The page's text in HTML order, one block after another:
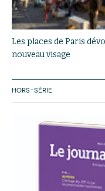
Les places de Paris
nouveau visage
HORS-SÉRIE